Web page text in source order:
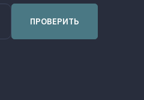
ПРОВЕРИТЬ